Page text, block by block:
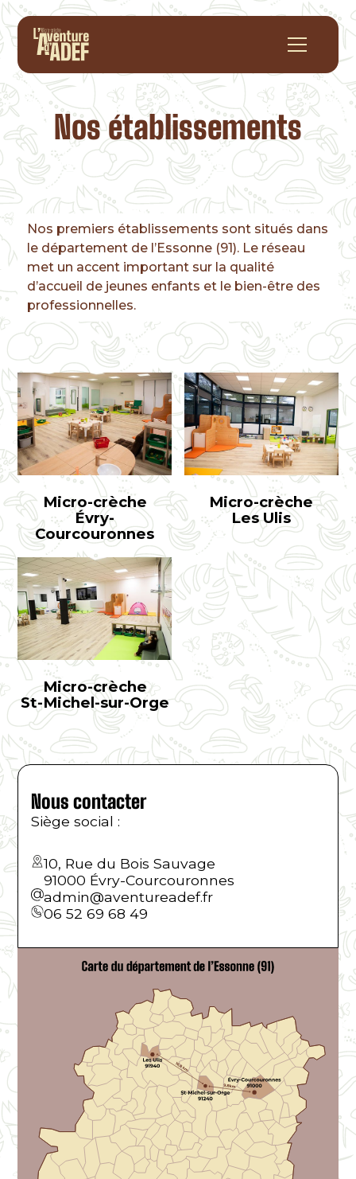
Nos établissements
Nos premiers établissements sont situés dans
le département de l’Essonne (91). Le réseau
met un accent important sur la qualité
d’accueil de jeunes enfants et le bien-être des
professionnelles.
Micro-crèche
Évry-
Courcouronnes
Micro-crèche
Les Ulis
Micro-crèche
St-Michel-sur-Orge
Nous contacter
Siège social :
10, Rue du Bois Sauvage
91000 Évry-Courcouronnes
admin@aventureadef.fr
06 52 69 68 49